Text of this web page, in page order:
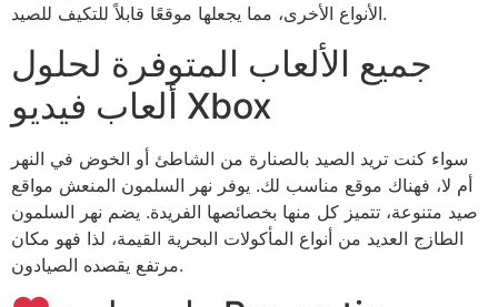
الأنواع الأخرى، مما يجعلها موقعًا قابلاً للتكيف للصيد.
جميع الألعاب المتوفرة لحلول
ألعاب فيديو Xbox
سواء كنت تريد الصيد بالصنارة من الشاطئ أو الخوض في النهر
أم لا، فهناك موقع مناسب لك. يوفر نهر السلمون المنعش مواقع
صيد متنوعة، تتميز كل منها بخصائصها الفريدة. يضم نهر السلمون
الطازج العديد من أنواع المأكولات البحرية القيمة، لذا فهو مكان
مرتفع يقصده الصيادون.